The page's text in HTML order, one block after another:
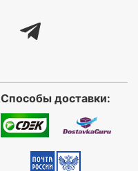
Способы доставки: